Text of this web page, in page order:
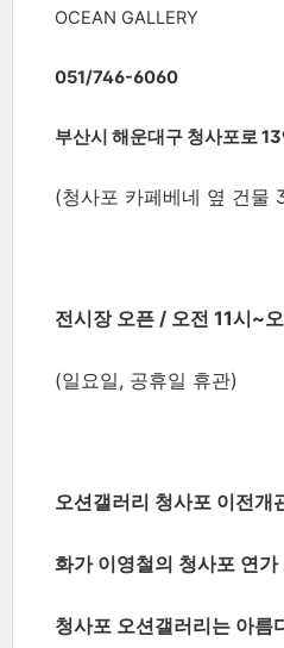
OCEAN GALLERY
051/746-6060
부산시 해운대구 청사포로
(청사포 카페베네 옆 건물
전시장 오픈 / 오전 11시~
(일요일, 공휴일 휴관)
오션갤러리 청사포 이전개
화가 이영철의 청사포 연
청사포 오션갤러리는 아름